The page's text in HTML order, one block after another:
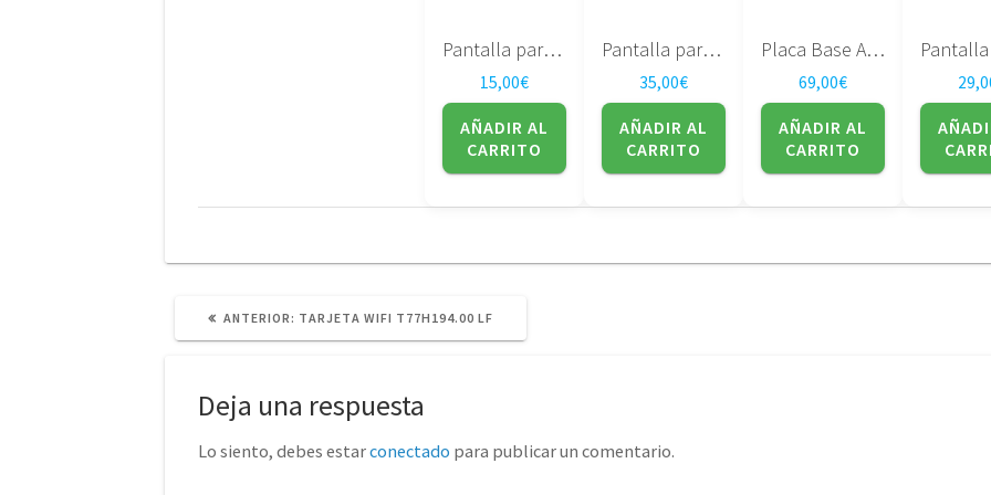
Pantalla para portatil QD141X1LH01 Quanta 14.1″
15,00€
AÑADIR AL
CARRITO
Pantalla para portatil LTD141EN9B T60 T61
35,00€
AÑADIR AL
CARRITO
Placa Base ASUS U56E
69,00€
AÑADIR AL
CARRITO
ANTERIOR: POST
TARJETA WIFI T77H194.00 LF
Deja una respuesta
Lo siento, debes estarconectado para publicar un comentario.